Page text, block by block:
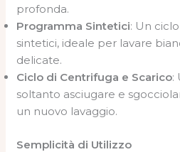
profonda.
Programma Sintetici: Un
sintetici, ideale per lavare
delicate.
Ciclo di Centrifuga e Scarico:
soltanto asciugare e
un nuovo lavaggio.
Semplicità di Utilizzo